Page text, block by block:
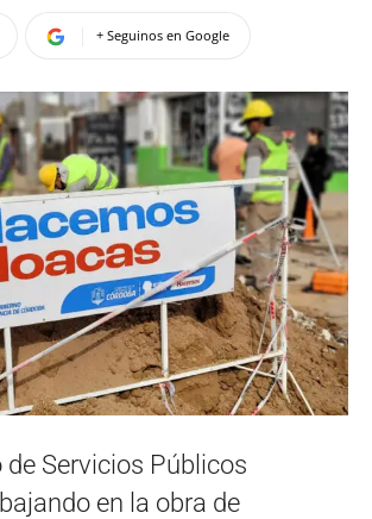
+ Seguinos en Google
de Servicios Públicos
en la obra de